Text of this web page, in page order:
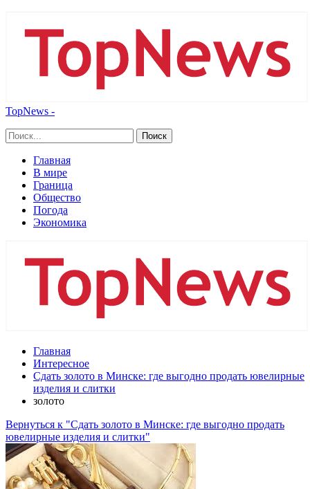
TopNews -
Главная
В мире
Граница
Общество
Погода
Экономика
Главная
Интересное
Сдать золото в Минске: где выгодно продать ювелирные
изделия и слитки
золото
Вернуться к "Сдать золото в Минске: где выгодно продать
ювелирные изделия и слитки"